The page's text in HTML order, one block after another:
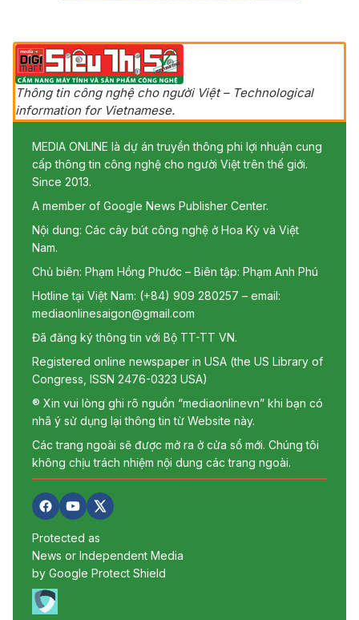
Thông tin công nghệ cho người Việt – Technological
information for Vietnamese.
MEDIA ONLINE là dự án truyền thông phi lợi nhuận cung
cấp thông tin công nghệ cho người Việt trên thế giới.
Since 2013.
A member of Google News Publisher Center.
Nội dung: Các cây bút công nghệ ở Hoa Kỳ và Việt
Nam.
Chủ biên: Phạm Hồng Phước – Biên tập: Phạm Anh Phú
Hotline tại Việt Nam: (+84) 909 280257 – email:
mediaonlinesaigon@gmail.com
Đã đăng ký thông tin với Bộ TT-TT VN.
Registered online newspaper in USA (the US Library of
Congress, ISSN 2476-0323 USA)
® Xin vui lòng ghi rõ nguồn “mediaonlinevn” khi bạn có
nhã ý sử dụng lại thông tin từ Website này.
Các trang ngoài sẽ được mở ra ở cửa sổ mới. Chúng tôi
không chịu trách nhiệm nội dung các trang ngoài.
Protected as
News or Independent Media
by Google Protect Shield